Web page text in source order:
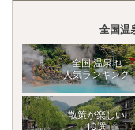
全国温
全国 温泉地
人気ランキング
散策が楽しい
10選